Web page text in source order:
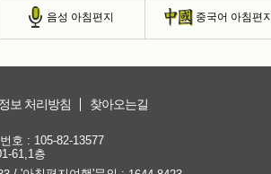
음성 아침편지 중국어 아침편지
보 처리방침 찾아오는길
호 : 105-82-13577
61,1층